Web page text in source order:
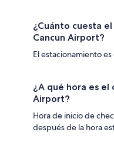
¿Cuánto cuesta
Cancun Airport?
El estacionamiento
¿A qué hora es el
Airport?
Hora de inicio de
después de la hora